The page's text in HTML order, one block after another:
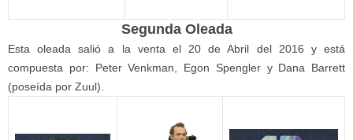
Segunda Oleada
Esta oleada salió a la venta el 20 de Abril del 2016 y está
compuesta por: Peter Venkman, Egon Spengler y Dana Barrett
(poseída por Zuul).